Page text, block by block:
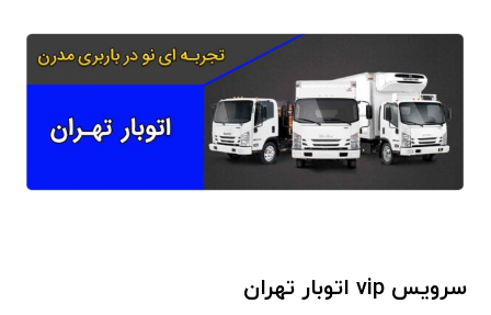
سرویس vip اتوبار تهران